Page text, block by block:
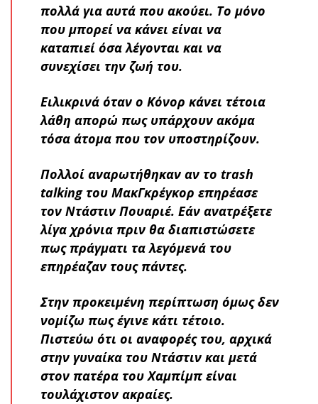
πολλά για αυτά που ακούει. Το μόνο
που μπορεί να κάνει είναι να
καταπιεί όσα λέγονται και να
συνεχίσει την ζωή του.
Ειλικρινά όταν ο Κόνορ κάνει τέτοια
λάθη απορώ πως υπάρχουν ακόμα
τόσα άτομα που τον υποστηρίζουν.
Πολλοί αναρωτήθηκαν αν το trash
talking του ΜακΓκρέγκορ επηρέασε
τον Ντάστιν Πουαριέ. Εάν ανατρέξετε
λίγα χρόνια πριν θα διαπιστώσετε
πως πράγματι τα λεγόμενά του
επηρέαζαν τους πάντες.
Στην προκειμένη περίπτωση όμως δεν
νομίζω πως έγινε κάτι τέτοιο.
Πιστεύω ότι οι αναφορές του, αρχικά
στην γυναίκα του Ντάστιν και μετά
στον πατέρα του Χαμπίμπ είναι
τουλάχιστον ακραίες.